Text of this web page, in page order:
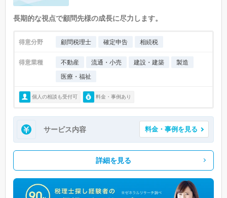
長期的な視点で顧問先様の成長に尽力します。
得意分野 顧問税理士 確定申告 相続税
得意業種 不動産 流通・小売 建設・建築
製造
医療・福祉
個人の相談も受付可 料金・事例あり
サービス内容 料金・事例を見る
詳細を見る